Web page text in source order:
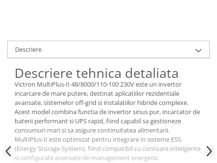
Descriere
Descriere tehnica detaliata
Victron MultiPlus-II 48/8000/110-100 230V este un invertor
incarcare de mare putere, destinat aplicatiilor rezidentiale
avansate, sistemelor off-grid si instalatiilor hibride complexe.
Acest model combina functia de invertor sinus pur, incarcator de
baterii performant si UPS rapid, fiind capabil sa gestioneze
consumuri mari si sa asigure continuitatea alimentarii.
MultiPlus-II este optimizat pentru integrare in sisteme ESS
(Energy Storage System), fiind compatibil cu contoare inteligente
si configuratii avansate de management energetic.